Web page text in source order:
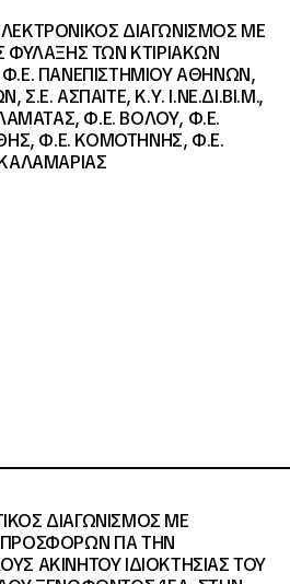
ΔΙΑΓΩΝΙΣΜΟΣ ΜΕ
ΦΥΛΑΞΗΣ ΤΩΝ ΚΤΙΡΙΑΚΩΝ
ΠΑΝΕΠΙΣΤΗΜΙΟΥ ΑΘΗΝΩΝ,
Σ.Ε. ΑΣΠΑΙΤΕ, Κ.Υ. Ι.ΝΕ.ΔΙ.ΒΙ.Μ.,
Φ.Ε. ΒΟΛΟΥ, Φ.Ε.
Φ.Ε. ΚΟΜΟΤΗΝΗΣ, Φ.Ε.
ΔΙΑΓΩΝΙΣΜΟΣ ΜΕ
ΓΙΑ ΤΗΝ
ΑΚΙΝΗΤΟΥ ΙΔΙΟΚΤΗΣΙΑΣ ΤΟΥ